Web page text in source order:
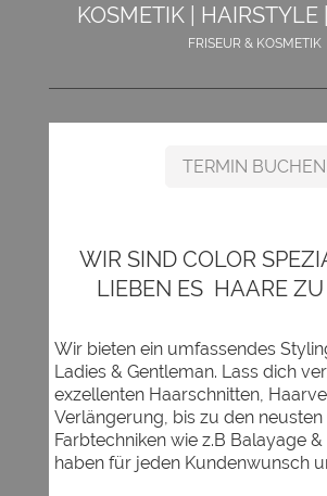
KOSMETIK | HAIRSTYLE
FRISEUR & KOSMETIK
TERMIN BUCHEN
WIR SIND COLOR
LIEBEN ES HAARE ZU
Wir bieten ein umfassendes
Ladies & Gentleman. Lass dich
exzellenten Haarschnitten,
Verlängerung, bis zu den
Farbtechniken wie z.B Balayage &
haben für jeden Kundenwunsch